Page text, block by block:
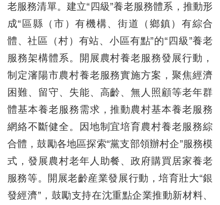
老服務清單。建立“四級”養老服務體系，推動形
成“區縣（市）有機構、街道（鄉鎮）有綜合
體、社區（村）有站、小區有點”的“四級”養老
服務架構體系。開展農村養老服務發展行動，
制定瀋陽市農村養老服務實施方案，聚焦經濟
困難、留守、失能、高齡、無人照顧等老年群
體基本養老服務需求，推動農村基本養老服務
網絡不斷健全。因地制宜培育農村養老服務綜
合體，鼓勵各地區探索“黨支部領辦村企”服務模
式，發展農村老年人助餐、政府購買居家養老
服務等。開展老齡産業發展行動，培育壯大“銀
發經濟”，鼓勵支持在沈重點企業推動新材料、